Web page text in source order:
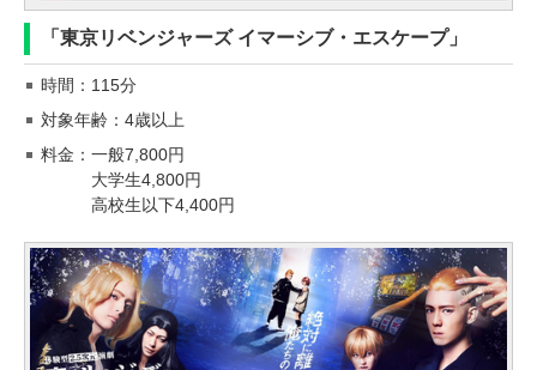
「東京リベンジャーズ イマーシブ・エスケープ」
時間：115分
対象年齢：4歳以上
料金：一般7,800円
大学生4,800円
高校生以下4,400円